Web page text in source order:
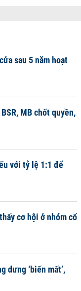
sau 5 năm hoạt
MB chốt quyền,
với tỷ lệ 1:1 để
cơ hội ở nhóm cổ
dưng ‘biến mất’,